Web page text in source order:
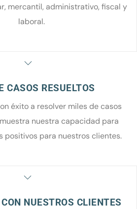
mercantil, administrativo, fiscal y
laboral.
CASOS RESUELTOS
éxito a resolver miles de casos
nuestra capacidad para
positivos para nuestros clientes.
NUESTROS CLIENTES